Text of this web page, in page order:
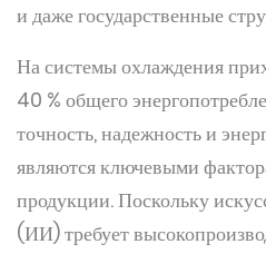
и даже государственные
На системы охлаждения
40 % общего
точность, надежность и
являются ключевыми
продукции. Поскольку
(ИИ) требует